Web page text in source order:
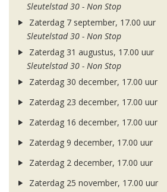
Sleutelstad 30 - Non Stop
Zaterdag 7 september, 17.00 uur
Sleutelstad 30 - Non Stop
Zaterdag 31 augustus, 17.00 uur
Sleutelstad 30 - Non Stop
Zaterdag 30 december, 17.00 uur
Zaterdag 23 december, 17.00 uur
Zaterdag 16 december, 17.00 uur
Zaterdag 9 december, 17.00 uur
Zaterdag 2 december, 17.00 uur
Zaterdag 25 november, 17.00 uur